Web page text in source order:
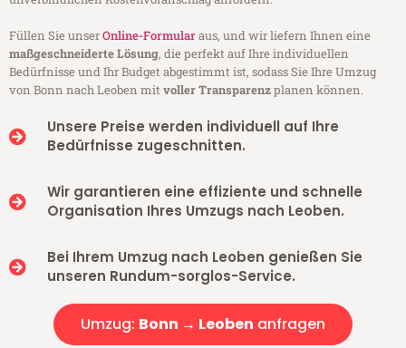
Füllen Sie unserOnline-Formularaus, und wir liefern Ihnen eine
maßgeschneiderte Lösung, die perfekt auf Ihre individuellen
Bedürfnisse und Ihr Budget abgestimmt ist, sodass Sie Ihre Umzug
von Bonn nach Leoben mitvoller Transparenzplanen können.
Unsere Preise werden individuell auf Ihre
Bedürfnisse zugeschnitten.
Wir garantieren eine effiziente und schnelle
Organisation Ihres Umzugs nach Leoben.
Bei Ihrem Umzug nach Leoben genießen Sie
unseren Rundum-sorglos-Service.
Umzug: Bonn → Leoben anfragen